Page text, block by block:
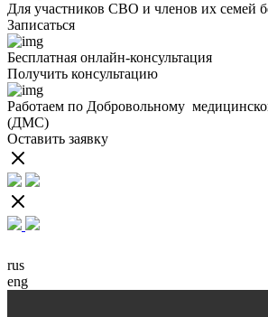
Для участников СВО и членов их семей
Записаться
Бесплатная онлайн-консультация
Получить консультацию
Работаем по Добровольному
(ДМС)
Оставить заявку
rus
eng